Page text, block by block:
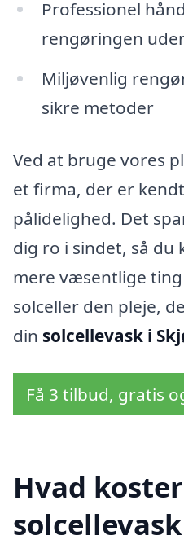
Professionel
rengøringen
Miljøvenlig
sikre metoder
Ved at bruge vores
et firma, der er
pålidelighed. Det
dig ro i sindet, så du
mere væsentlige ting
solceller den pleje,
din solcellevask i
Få 3 tilbud, gratis
Hvad koster